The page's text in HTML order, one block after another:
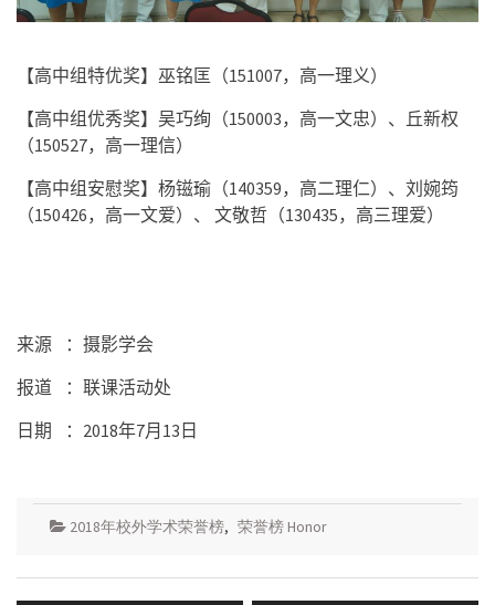
【高中组特优奖】巫铭匡（151007，高一理义）
【高中组优秀奖】吴巧绚（150003，高一文忠）、丘新权
（150527，高一理信）
【高中组安慰奖】杨镃瑜（140359，高二理仁）、刘婉筠
（150426，高一文爱）、 文敬哲（130435，高三理爱）
来源
：摄影学会
报道
：联课活动处
日期
： 2018年7月13日
2018年校外学术荣誉榜, 荣誉榜 Honor